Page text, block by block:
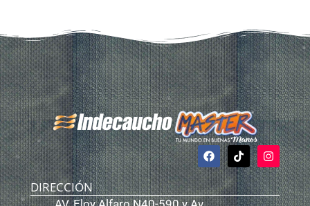
DIRECCIÓN